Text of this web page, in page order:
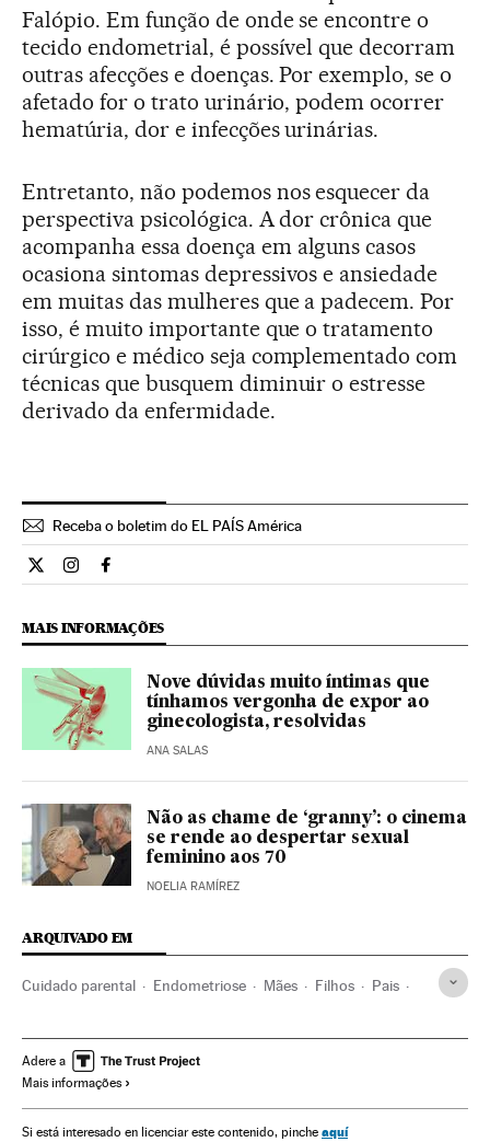
Falópio. Em função de onde se encontre o
tecido endometrial, é possível que decorram
outras afecções e doenças. Por exemplo, se o
afetado for o trato urinário, podem ocorrer
hematúria, dor e infecções urinárias.
Entretanto, não podemos nos esquecer da
perspectiva psicológica. A dor crônica que
acompanha essa doença em alguns casos
ocasiona sintomas depressivos e ansiedade
em muitas das mulheres que a padecem. Por
isso, é muito importante que o tratamento
cirúrgico e médico seja complementado com
técnicas que busquem diminuir o estresse
derivado da enfermidade.
Receba o boletim do EL PAÍS América
Ciencia El País Brasil en Twitter
Ciencia El País Brasil en Instagram
Ciencia El País Brasil en Facebook
MAIS INFORMAÇÕES
Nove dúvidas muito íntimas que
tínhamos vergonha de expor ao
ginecologista, resolvidas
ANA SALAS
Não as chame de ‘granny’: o cinema
se rende ao despertar sexual
feminino aos 70
NOELIA RAMÍREZ
ARQUIVADO EM
Cuidado parental Endometriose Mães Filhos Pais
Ginecologia Família Infância
Especialidades médicas
Sociedade Saúde Mamas & Papas
Adere a
Mais informações
Si está interesado en licenciar este contenido, pinche aquí